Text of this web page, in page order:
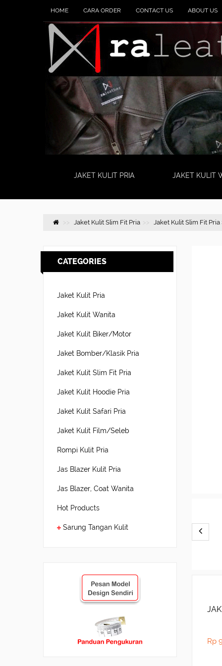
HOME CARA ORDER CONTACT US ABOUT US
JAKET KULIT PRIA JAKET KULIT
Jaket Kulit Slim Fit Pria Jaket Kulit Slim Fit
CATEGORIES
Jaket Kulit Pria
Jaket Kulit Wanita
Jaket Kulit Biker/Motor
Jaket Bomber/Klasik Pria
Jaket Kulit Slim Fit Pria
Jaket Kulit Hoodie Pria
Jaket Kulit Safari Pria
Jaket Kulit Film/Seleb
Rompi Kulit Pria
Jas Blazer Kulit Pria
Jas Blazer, Coat Wanita
Hot Products
Sarung Tangan Kulit
Rp